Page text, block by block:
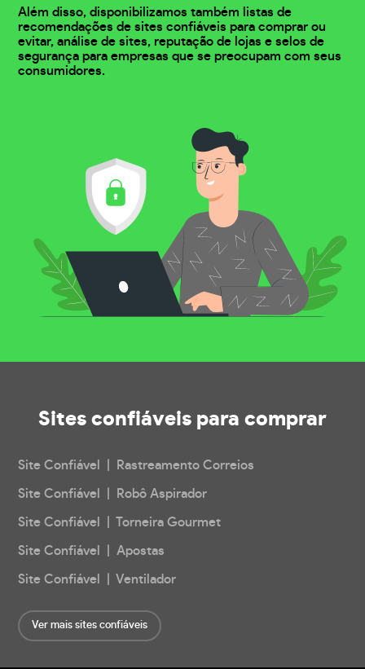
Além disso, disponibilizamos também listas de
recomendações de sites confiáveis para comprar ou
evitar, análise de sites, reputação de lojas e selos de
segurança para empresas que se preocupam com seus
consumidores.
Sites confiáveis para comprar
Site Confiável | Rastreamento Correios
Site Confiável | Robô Aspirador
Site Confiável | Torneira Gourmet
Site Confiável | Apostas
Site Confiável | Ventilador
Ver mais sites confiáveis